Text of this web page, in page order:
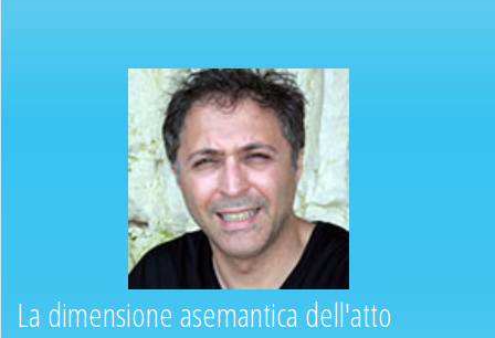
La dimensione asemantica dell'atto